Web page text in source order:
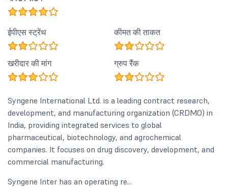
ईपीएस स्ट्रेंथ कीमत की ताकत
खरीदार की मांग ग्रुप रैंक
Syngene International Ltd. is a leading contract research,
development, and manufacturing organization (CRDMO) in
India, providing integrated services to global
pharmaceutical, biotechnology, and agrochemical
companies. It focuses on drug discovery, development, and
commercial manufacturing.
Syngene Inter has an operating re...